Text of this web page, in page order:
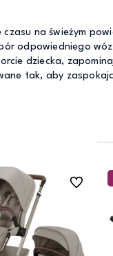
czasu na świeżym
odpowiedniego
dziecka,
tak, aby
Do